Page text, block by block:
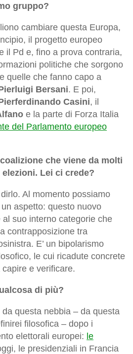
gruppo?
cambiare questa Europa,
il progetto europeo
il Pd e, fino a prova contraria,
politiche che sorgono
quelle che fanno capo a
Bersani. E poi,
Casini, il
e la parte di Forza Italia
del Parlamento europeo
che viene da molti
Lei ci crede?
Al momento possiamo
aspetto: questo nuovo
suo interno categorie che
contrapposizione tra
E’ un bipolarismo
le cui ricadute concrete
e verificare.
di più?
questa nebbia – da questa
filosofica – dopo i
elettorali europei: le
le presidenziali in Francia